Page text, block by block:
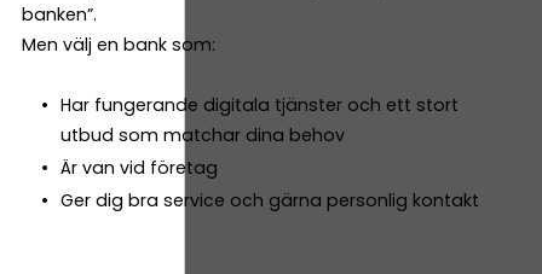
banken”.
Men välj en bank som:
Har fungerande digitala tjänster och ett stort
utbud som matchar dina behov
Är van vid företag
Ger dig bra service och gärna personlig kontakt